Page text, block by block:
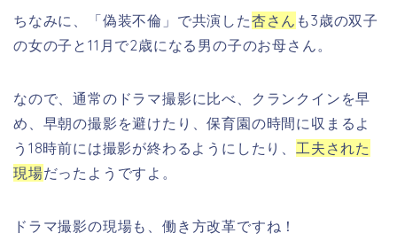
ちなみに、「偽装不倫」で共演した杏さん も3歳の双子
の女の子と11月で2歳になる男の子のお母さん。
なので、通常のドラマ撮影に比べ、クランクインを早
め、 早朝の撮影を避けたり、保育園の時間に収まるよ
う18時前には撮影が終わるようにしたり、 工夫された
現場だったようですよ。
ドラマ撮影の現場も、働き方改革ですね！